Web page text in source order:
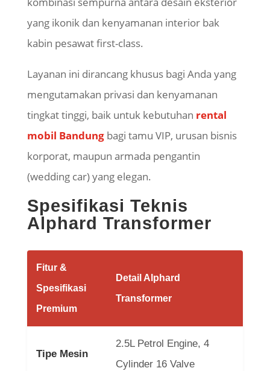
yang ikonik dan kenyamanan interior bak
kabin pesawat first-class.
Layanan ini dirancang khusus bagi Anda yang
mengutamakan privasi dan kenyamanan
tingkat tinggi, baik untuk kebutuhan rental
mobil Bandungbagi tamu VIP, urusan bisnis
korporat, maupun armada pengantin
(wedding car) yang elegan.
Spesifikasi Teknis
Alphard Transformer
Fitur &
Spesifikasi
Premium
Detail Alphard
Transformer
Tipe Mesin
2.5L Petrol Engine, 4
Cylinder 16 Valve